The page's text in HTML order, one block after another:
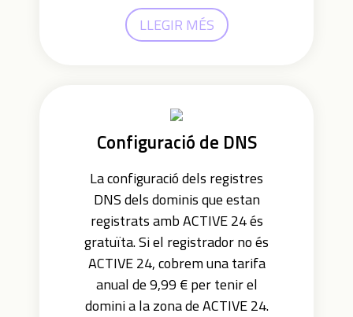
LLEGIR MÉS
Configuració de DNS
La configuració dels registres
DNS dels dominis que estan
registrats amb ACTIVE 24 és
gratuïta. Si el registrador no és
ACTIVE 24, cobrem una tarifa
anual de 9,99 € per tenir el
domini a la zona de ACTIVE 24.